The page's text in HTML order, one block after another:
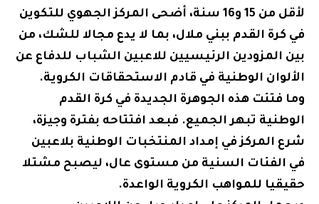
لأقل من 15 و16 سنة، أضحى المركز الجهوي للتكوين
في كرة القدم ببني ملال، بما لا يدع مجالا للشك، من
بين المزودين الرئيسيين للاعبين الشباب للدفاع عن
الألوان الوطنية في قادم الاستحقاقات الكروية.
وما فتئت هذه الجوهرة الجديدة في كرة القدم
الوطنية تبهر الجميع. فبعد افتتاحه بفترة وجيزة،
شرع المركز في إمداد المنتخبات الوطنية بلاعبين
في الفئات السنية من مستوى عال، ليصبح مشتلا
حقيقيا للمواهب الكروية الواعدة.